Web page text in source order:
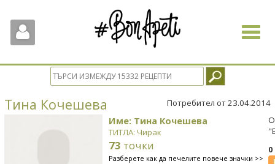
Toggle
Тина Кочешева Потребител от 23.04.2014
Име: Тина Кочешева
ТИТЛА: Чирак
73 точки
Разберете как да печелите повече значки >>